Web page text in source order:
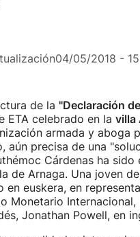
04/05/2018 -
de la "Declaración
ETA celebrado en la villa
armada y aboga
aún precisa de una
Cárdenas ha
de Arnaga. Una joven
en euskera, en
Monetario
Jonathan Powell, en